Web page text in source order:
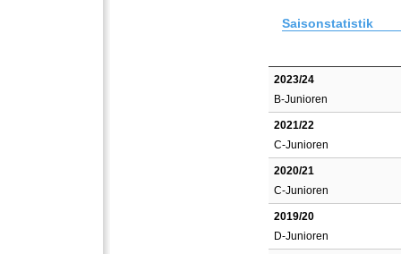
Saisonstatistik
2023/24
B-Junioren
2021/22
C-Junioren
2020/21
C-Junioren
2019/20
D-Junioren